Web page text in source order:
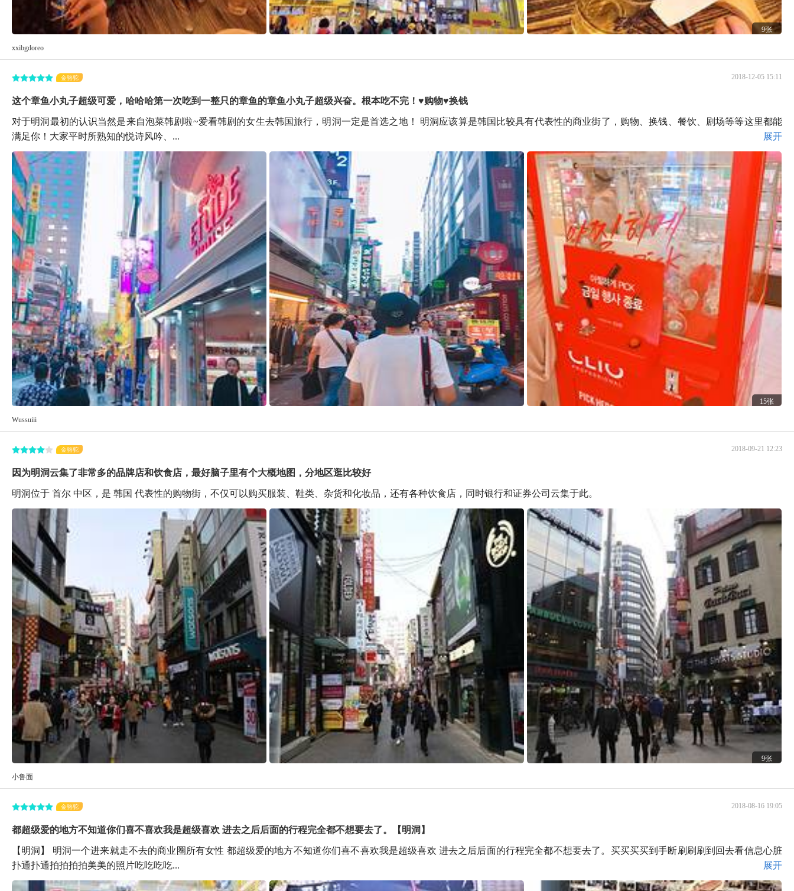
9张
xxibgdoreo
2018-12-05 15:11
金骆驼
这个章鱼小丸子超级可爱，哈哈哈第一次吃到一整只的章鱼的章鱼小丸子超级兴奋。根本吃不完！♥购物♥换钱
对于明洞最初的认识当然是来自泡菜韩剧啦~爱看韩剧的女生去韩国旅行，明洞一定是首选之地！ 明洞应该算是韩国比较具有代表性的商业街了，购物、换钱、餐饮、剧场等等这里都能
满足你！大家平时所熟知的悦诗风吟、...
展开
15张
Wussuiii
2018-09-21 12:23
金骆驼
因为明洞云集了非常多的品牌店和饮食店，最好脑子里有个大概地图，分地区逛比较好
明洞位于 首尔 中区，是 韩国 代表性的购物街，不仅可以购买服装、鞋类、杂货和化妆品，还有各种饮食店，同时银行和证券公司云集于此。
9张
小鲁面
2018-08-16 19:05
金骆驼
都超级爱的地方不知道你们喜不喜欢我是超级喜欢 进去之后后面的行程完全都不想要去了。【明洞】
【明洞】 明洞一个进来就走不去的商业圈所有女性 都超级爱的地方不知道你们喜不喜欢我是超级喜欢 进去之后后面的行程完全都不想要去了。买买买买到手断刷刷刷到回去看信息心脏
扑通扑通拍拍拍拍美美的照片吃吃吃吃...
展开